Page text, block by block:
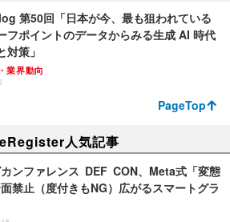
第50回「日本が今、最も狙われている
フポイントのデータからみる生成 AI 時代
対策」
業界動向
PageTop
人気記事
ンファレンス DEF CON、Meta式「変態
面禁止（度付きもNG）広がるスマートグラ